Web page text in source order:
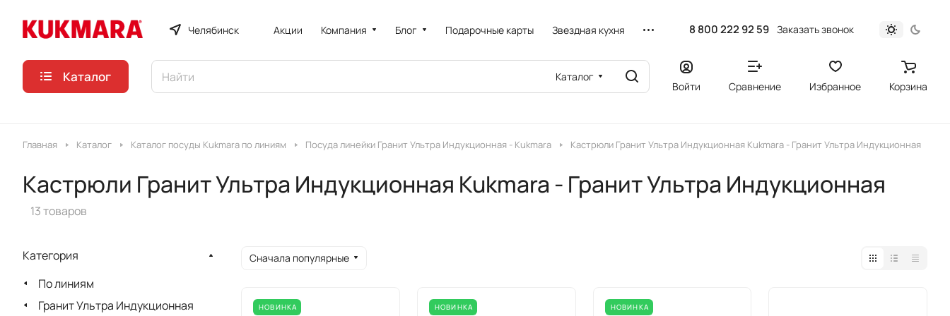
Челябинск Акции Компания Блог Подарочные карты Звездная кухня 8 800 222 92 59 Заказать звонок
Каталог Каталог
Войти Сравнение Избранное Корзина
Главная Каталог Каталог посуды Kukmara по линиям Посуда линейки Гранит Ультра Индукционная - Kukmara Кастрюли Гранит Ультра Индукционная Kukmara - Гранит Ультра Индукционная
Кастрюли Гранит Ультра Индукционная Kukmara - Гранит Ультра Индукционная
13 товаров
Сначала популярные
НОВИНКА НОВИНКА НОВИНКА
Категория
По линиям
Гранит Ультра Индукционная